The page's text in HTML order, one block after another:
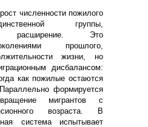
численности пожилого
группы,
расширение. Это
прошлого,
жизни, но
дисбалансом:
как пожилые остаются
формируется
мигрантов с
возраста. В
система испытывает